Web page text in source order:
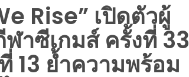
Rise” เปิดตัวผู้
าซีเกมส์ ครั้งที่ 33
13 ย้ำความพร้อม